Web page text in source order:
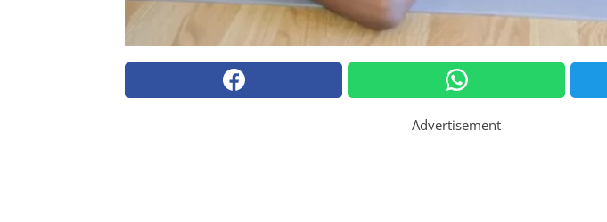
Advertisement